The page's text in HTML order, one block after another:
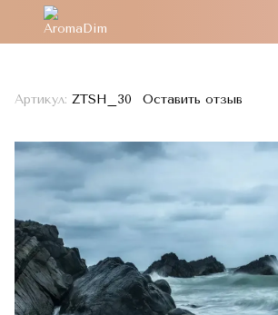
Артикул: ZTSH_30 Оставить отзыв